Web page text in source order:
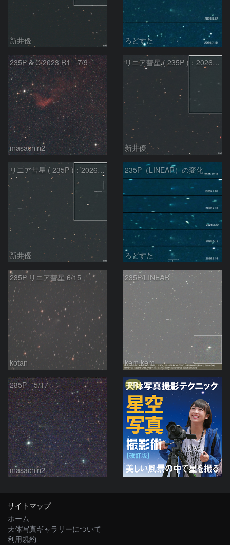
新井優 ろどすた
235P & C/2023 R1 7/9
masachin2
リニア彗星 ( 235P )：2026/05/20
新井優
リニア彗星 ( 235P )：2026/05/29
新井優
235P（LINEAR）の変化
ろどすた
235P リニア彗星 6/15
kotan
235P/LINEAR
kem.kem
235P 5/17
masachin2
PR
サイトマップ
ホーム
天体写真ギャラリーについて
利用規約